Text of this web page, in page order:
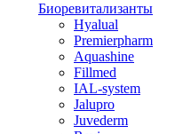
Биоревитализанты
Hyalual
Premierpharm
Aquashine
Fillmed
IAL-system
Jalupro
Juvederm